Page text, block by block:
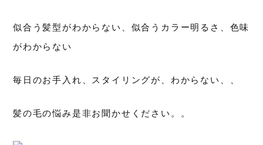
似合う髪型がわからない、似合うカラー明るさ、色味
がわからない
毎日のお手入れ、スタイリングが、わからない、、
髪の毛の悩み是非お聞かせください。。